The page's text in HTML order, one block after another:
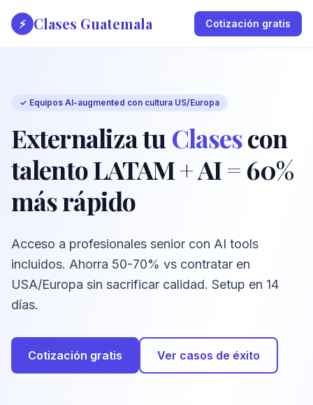
⚡ Clases Guatemala Cotización gratis
✓ Equipos AI-augmented con cultura US/Europa
Externaliza tu Clasescon
talento LATAM + AI = 60%
más rápido
Acceso a profesionales senior con AI tools
incluidos. Ahorra 50-70% vs contratar en
USA/Europa sin sacrificar calidad. Setup en 14
días.
Cotización gratis Ver casos de éxito